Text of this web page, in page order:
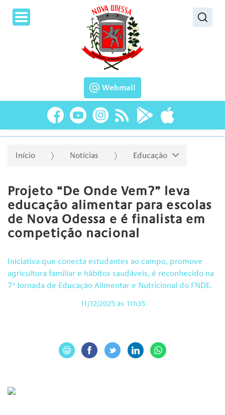
Webmail
Início Notícias Educação
Projeto “De Onde Vem?” leva
educação alimentar para escolas
de Nova Odessa e é finalista em
competição nacional
Iniciativa que conecta estudantes ao campo, promove
agricultura familiar e hábitos saudáveis, é reconhecido na
7ª Jornada de Educação Alimentar e Nutricional do FNDE.
11/12/2025 às 11h35